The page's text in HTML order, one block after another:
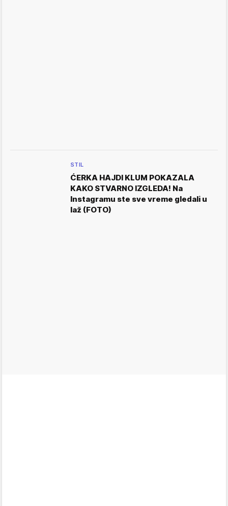
STIL
ĆERKA HAJDI KLUM POKAZALA
KAKO STVARNO IZGLEDA! Na
Instagramu ste sve vreme gledali u
laž (FOTO)